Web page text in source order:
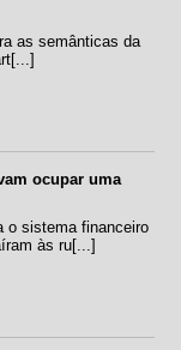
as semânticas da
ocupar uma
o sistema financeiro
às ru[...]